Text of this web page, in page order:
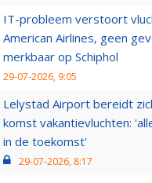
IT-probleem verstoort
American Airlines, geen
merkbaar op Schiphol
29-07-2026, 9:05
Lelystad Airport bereidt
komst vakantievluchten:
in de toekomst'
29-07-2026, 8:17